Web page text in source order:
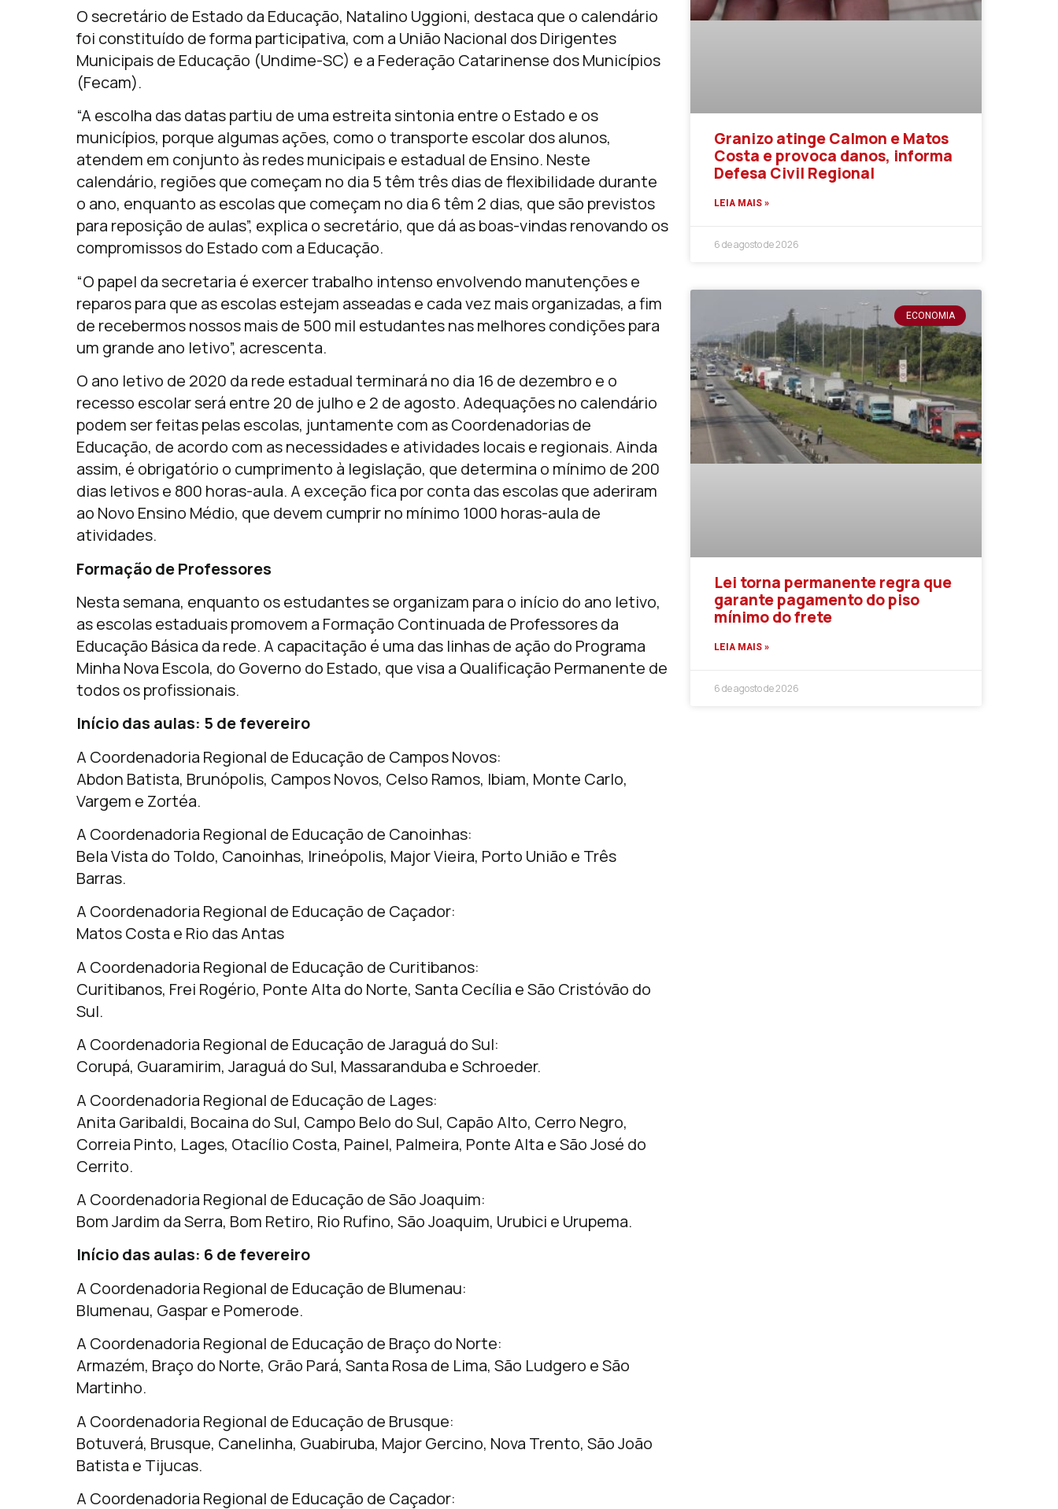
O secretário de Estado da Educação, Natalino Uggioni, destaca que o calendário
foi constituído de forma participativa, com a União Nacional dos Dirigentes
Municipais de Educação (Undime-SC) e a Federação Catarinense dos Municípios
(Fecam).
“A escolha das datas partiu de uma estreita sintonia entre o Estado e os
municípios, porque algumas ações, como o transporte escolar dos alunos,
atendem em conjunto às redes municipais e estadual de Ensino. Neste
calendário, regiões que começam no dia 5 têm três dias de flexibilidade durante
o ano, enquanto as escolas que começam no dia 6 têm 2 dias, que são previstos
para reposição de aulas”, explica o secretário, que dá as boas-vindas renovando os
compromissos do Estado com a Educação.
“O papel da secretaria é exercer trabalho intenso envolvendo manutenções e
reparos para que as escolas estejam asseadas e cada vez mais organizadas, a fim
de recebermos nossos mais de 500 mil estudantes nas melhores condições para
um grande ano letivo”, acrescenta.
O ano letivo de 2020 da rede estadual terminará no dia 16 de dezembro e o
recesso escolar será entre 20 de julho e 2 de agosto. Adequações no calendário
podem ser feitas pelas escolas, juntamente com as Coordenadorias de
Educação, de acordo com as necessidades e atividades locais e regionais. Ainda
assim, é obrigatório o cumprimento à legislação, que determina o mínimo de 200
dias letivos e 800 horas-aula. A exceção fica por conta das escolas que aderiram
ao Novo Ensino Médio, que devem cumprir no mínimo 1000 horas-aula de
atividades.
Formação de Professores
Nesta semana, enquanto os estudantes se organizam para o início do ano letivo,
as escolas estaduais promovem a Formação Continuada de Professores da
Educação Básica da rede. A capacitação é uma das linhas de ação do Programa
Minha Nova Escola, do Governo do Estado, que visa a Qualificação Permanente de
todos os profissionais.
Início das aulas: 5 de fevereiro
A Coordenadoria Regional de Educação de Campos Novos:
Abdon Batista, Brunópolis, Campos Novos, Celso Ramos, Ibiam, Monte Carlo,
Vargem e Zortéa.
A Coordenadoria Regional de Educação de Canoinhas:
Bela Vista do Toldo, Canoinhas, Irineópolis, Major Vieira, Porto União e Três
Barras.
A Coordenadoria Regional de Educação de Caçador:
Matos Costa e Rio das Antas
A Coordenadoria Regional de Educação de Curitibanos:
Curitibanos, Frei Rogério, Ponte Alta do Norte, Santa Cecília e São Cristóvão do
Sul.
A Coordenadoria Regional de Educação de Jaraguá do Sul:
Corupá, Guaramirim, Jaraguá do Sul, Massaranduba e Schroeder.
A Coordenadoria Regional de Educação de Lages:
Anita Garibaldi, Bocaina do Sul, Campo Belo do Sul, Capão Alto, Cerro Negro,
Correia Pinto, Lages, Otacílio Costa, Painel, Palmeira, Ponte Alta e São José do
Cerrito.
A Coordenadoria Regional de Educação de São Joaquim:
Bom Jardim da Serra, Bom Retiro, Rio Rufino, São Joaquim, Urubici e Urupema.
Início das aulas: 6 de fevereiro
A Coordenadoria Regional de Educação de Blumenau:
Blumenau, Gaspar e Pomerode.
A Coordenadoria Regional de Educação de Braço do Norte:
Armazém, Braço do Norte, Grão Pará, Santa Rosa de Lima, São Ludgero e São
Martinho.
A Coordenadoria Regional de Educação de Brusque:
Botuverá, Brusque, Canelinha, Guabiruba, Major Gercino, Nova Trento, São João
Batista e Tijucas.
A Coordenadoria Regional de Educação de Caçador:
Granizo atinge Calmon e Matos
Costa e provoca danos, informa
Defesa Civil Regional
LEIA MAIS »
6 de agosto de 2026
ECONOMIA
Lei torna permanente regra que
garante pagamento do piso
mínimo do frete
LEIA MAIS »
6 de agosto de 2026